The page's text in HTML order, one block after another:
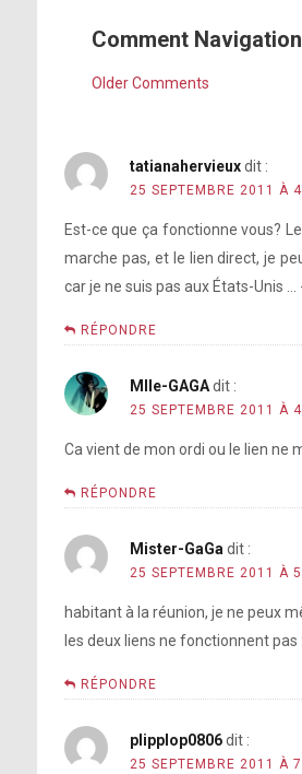
Comment
Older Comments
tatianahervieux dit :
25 SEPTEMBRE 2011 À
Est-ce que ça fonctionne vous?
marche pas, et le lien direct, je
car je ne suis pas aux États-Unis …
RÉPONDRE
Mlle-GAGA dit :
25 SEPTEMBRE 2011 À
Ca vient de mon ordi ou le lien ne
RÉPONDRE
Mister-GaGa dit :
25 SEPTEMBRE 2011 À
habitant à la réunion, je ne peux
les deux liens ne fonctionnent pas
RÉPONDRE
plipplop0806 dit :
25 SEPTEMBRE 2011 À